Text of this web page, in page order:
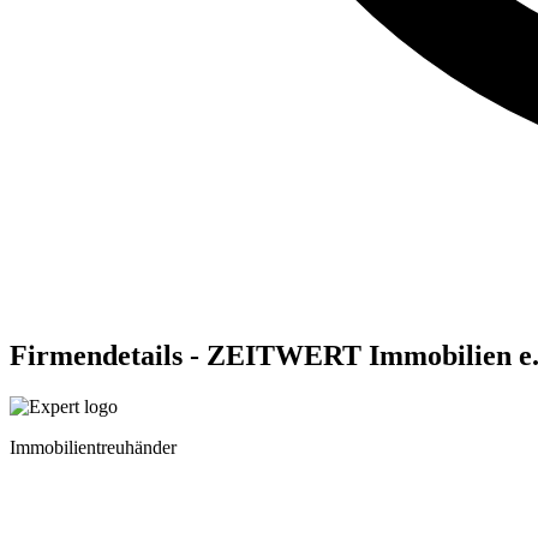
Firmendetails - ZEITWERT Immobilien
Immobilientreuhänder